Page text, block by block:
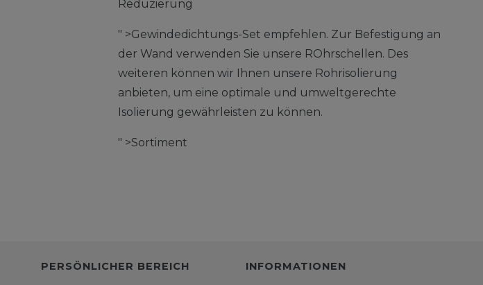
Reduzierung
" >Gewindedichtungs-Set empfehlen. Zur Befestigung an
der Wand verwenden Sie unsere ROhrschellen. Des
weiteren können wir Ihnen unsere Rohrisolierung
anbieten, um eine optimale und umweltgerechte
Isolierung gewährleisten zu können.
" >Sortiment
PERSÖNLICHER BEREICH INFORMATIONEN